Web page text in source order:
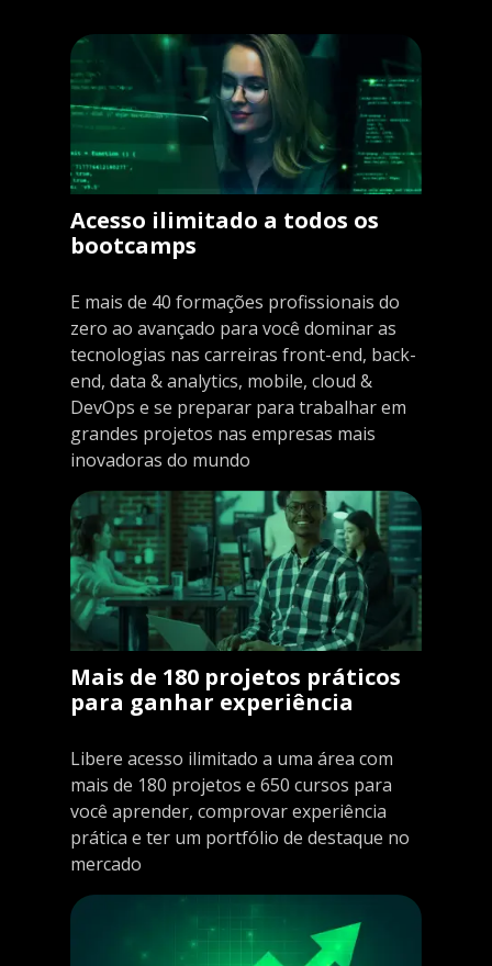
Acesso ilimitado a todos os
bootcamps
E mais de 40 formações profissionais do
zero ao avançado para você dominar as
tecnologias nas carreiras front-end, back-
end, data & analytics, mobile, cloud &
DevOps e se preparar para trabalhar em
grandes projetos nas empresas mais
inovadoras do mundo
Mais de 180 projetos práticos
para ganhar experiência
Libere acesso ilimitado a uma área com
mais de 180 projetos e 650 cursos para
você aprender, comprovar experiência
prática e ter um portfólio de destaque no
mercado